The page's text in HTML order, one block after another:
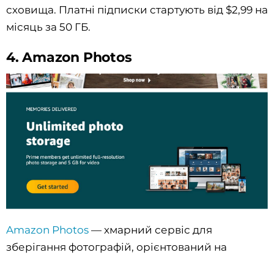
сховища. Платні підписки стартують від $2,99 на
місяць за 50 ГБ.
4. Amazon Photos
Amazon Photos — хмарний сервіс для
зберігання фотографій, орієнтований на